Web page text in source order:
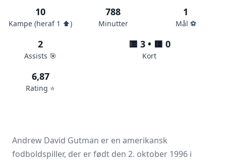
10
Kampe (heraf 1 ⬆️)
788
Minutter
1
Mål ⚽️
2
Assists 🎯
🟨 3 • 🟥 0
Kort
6,87
Rating ⭐️
Andrew David Gutman er en amerikansk
fodboldspiller, der er født den 2. oktober 1996 i